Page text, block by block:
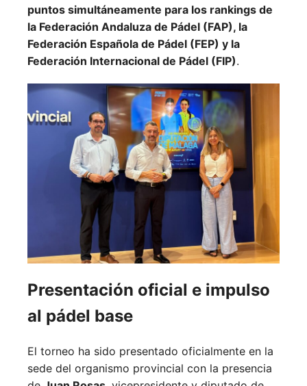
puntos simultáneamente para los rankings de
la Federación Andaluza de Pádel (FAP), la
Federación Española de Pádel (FEP) y la
Federación Internacional de Pádel (FIP).
Presentación oficial e impulso
al pádel base
El torneo ha sido presentado oficialmente en la
sede del organismo provincial con la presencia